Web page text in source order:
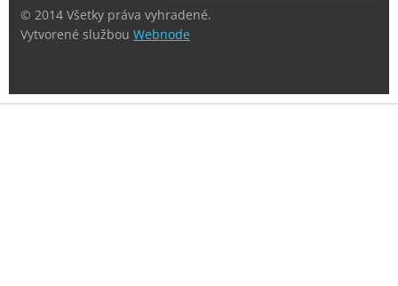
© 2014 Všetky práva vyhradené.
Vytvorené službou Webnode